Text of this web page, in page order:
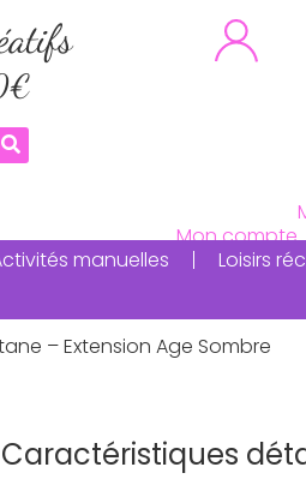
manuelles
Loisirs
– Extension Age Sombre
Caractéristiques